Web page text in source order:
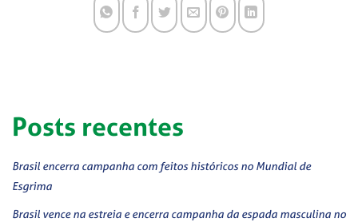
Posts recentes
Brasil encerra campanha com feitos históricos no Mundial de
Esgrima
Brasil vence na estreia e encerra campanha da espada masculina no